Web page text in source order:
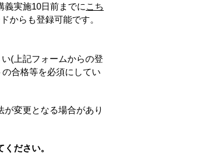
義実施10日前までに こち
からも登録可能です。
(上記フォームからの登
合格等を必須にしてい
変更となる場合があり
ださい。